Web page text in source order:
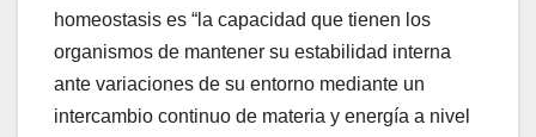
homeostasis es “la capacidad que tienen los
organismos de mantener su estabilidad interna
ante variaciones de su entorno mediante un
intercambio continuo de materia y energía a nivel